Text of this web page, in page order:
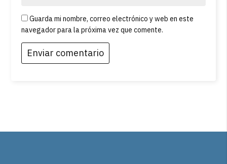
Guarda mi nombre, correo electrónico y web en este
navegador para la próxima vez que comente.